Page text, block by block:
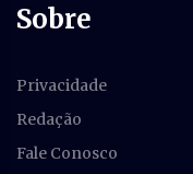
Sobre
Privacidade
Redação
Fale Conosco